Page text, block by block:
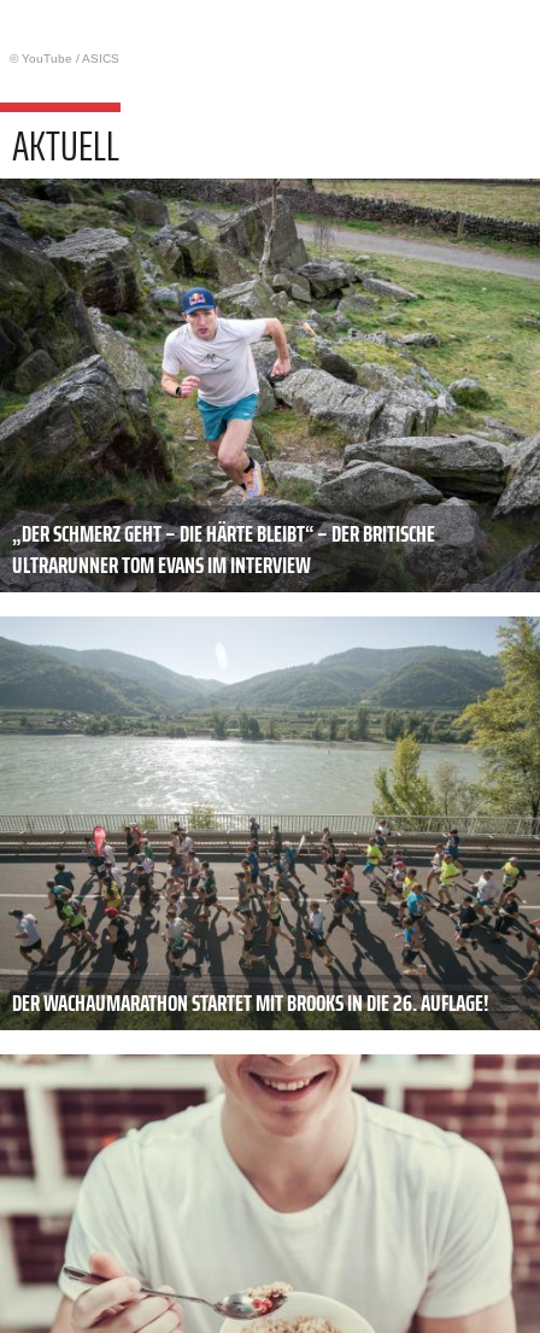
© YouTube /ASICS
AKTUELL
„DER SCHMERZ GEHT – DIE HÄRTE BLEIBT“ – DER BRITISCHE
ULTRARUNNER TOM EVANS IM INTERVIEW
DER WACHAUMARATHON STARTET MIT BROOKS IN DIE 26. AUFLAGE!